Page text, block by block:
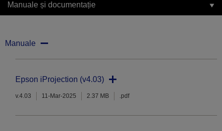
Manuale și documentație
Manuale
Epson iProjection (v4.03)
v.4.03 11-Mar-2025 2.37 MB .pdf